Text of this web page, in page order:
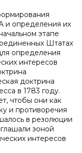
и определения их
этапе
Штатах
определения
интересов
доктрина
в 1783 году.
чтобы они как
и противоречия
в резолюции
зоной
интересов